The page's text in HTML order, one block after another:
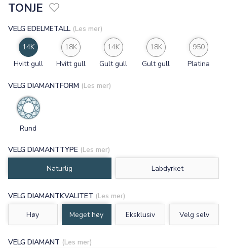
TONJE
VELG DIAMANTTYPE (Les mer)
Naturlig
Labdyrket
VELG DIAMANTKVALITET (Les mer)
Høy
Meget høy Eksklusiv Velg selv
VELG DIAMANT (Les mer)
VELG EDELMETALL (Les mer)
14K
Hvitt gull
18K
Hvitt gull
14K
Gult gull
18K
Gult gull
950
Platina
VELG DIAMANTFORM (Les mer)
Rund